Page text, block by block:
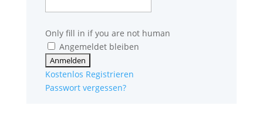
Only fill in if you are not human
Angemeldet bleiben
Kostenlos Registrieren
Passwort vergessen?